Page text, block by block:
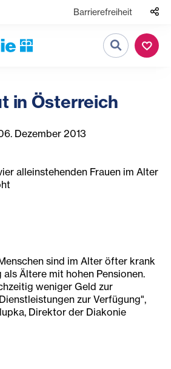
Barrierefreiheit
Suche
in Österreich
Dezember 2013
alleinstehenden Frauen im Alter
sind im Alter öfter krank
Ältere mit hohen Pensionen.
weniger Geld zur
zur Verfügung",
Direktor der Diakonie